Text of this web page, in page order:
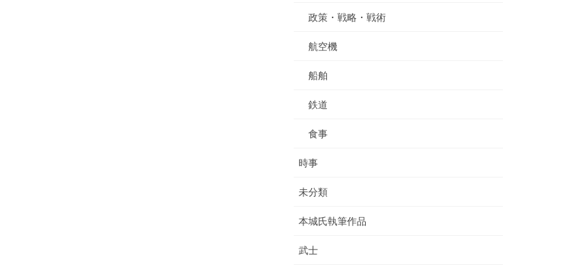
政策・戦略・戦術
航空機
船舶
鉄道
食事
時事
未分類
本城氏執筆作品
武士